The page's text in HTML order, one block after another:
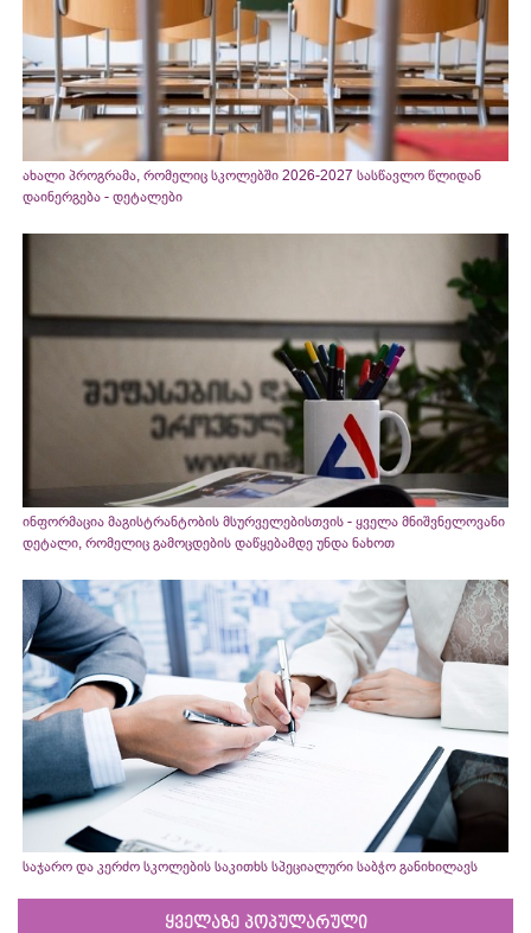
ახალი პროგრამა, რომელიც სკოლებში 2026-2027 სასწავლო წლიდან
დაინერგება - დეტალები
ინფორმაცია მაგისტრანტობის მსურველებისთვის - ყველა მნიშვნელოვანი
დეტალი, რომელიც გამოცდების დაწყებამდე უნდა ნახოთ
საჯარო და კერძო სკოლების საკითხს სპეციალური საბჭო განიხილავს
ყველაზე პოპულარული